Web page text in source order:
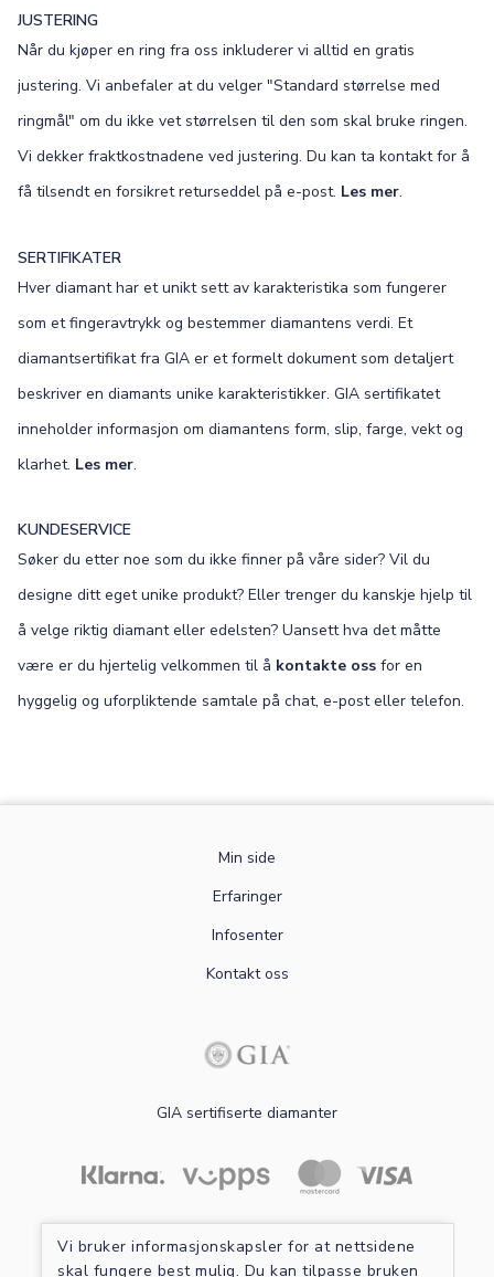
Vi bruker informasjonskapsler for at nettsidene
skal fungere best mulig. Du kan tilpasse bruken
JUSTERING
Når du kjøper en ring fra oss inkluderer vi alltid en gratis
justering. Vi anbefaler at du velger "Standard størrelse med
ringmål" om du ikke vet størrelsen til den som skal bruke ringen.
Vi dekker fraktkostnadene ved justering. Du kan ta kontakt for å
få tilsendt en forsikret returseddel på e-post. Les mer.
SERTIFIKATER
Hver diamant har et unikt sett av karakteristika som fungerer
som et fingeravtrykk og bestemmer diamantens verdi. Et
diamantsertifikat fra GIA er et formelt dokument som detaljert
beskriver en diamants unike karakteristikker. GIA sertifikatet
inneholder informasjon om diamantens form, slip, farge, vekt og
klarhet. Les mer.
KUNDESERVICE
Søker du etter noe som du ikke finner på våre sider? Vil du
designe ditt eget unike produkt? Eller trenger du kanskje hjelp til
å velge riktig diamant eller edelsten? Uansett hva det måtte
være er du hjertelig velkommen til å kontakte oss for en
hyggelig og uforpliktende samtale på chat, e-post eller telefon.
Min side
Erfaringer
Infosenter
Kontakt oss
GIA sertifiserte diamanter
Les mer om sikker betaling